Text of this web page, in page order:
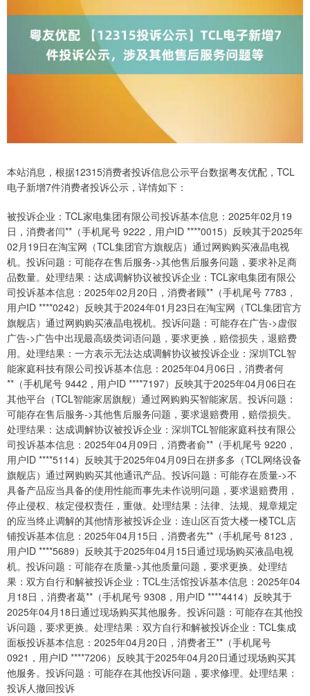
本站消息，根据12315消费者投诉信息公示平台数据粤友优配，TCL
电子新增7件消费者投诉公示，详情如下：
被投诉企业：TCL家电集团有限公司投诉基本信息：2025年02月19
日，消费者闫**（手机尾号 9222，用户ID ****0015）反映其于2025年
02月19日在淘宝网（TCL集团官方旗舰店）通过网购购买液晶电视
机。投诉问题：可能存在售后服务->其他售后服务问题，要求补足商
品数量。处理结果：达成调解协议被投诉企业：TCL家电集团有限公
司投诉基本信息：2025年02月20日，消费者顾**（手机尾号 7783，
用户ID ****0242）反映其于2024年01月23日在淘宝网（TCL集团官方
旗舰店）通过网购购买液晶电视机。投诉问题：可能存在广告->虚假
广告->广告中出现最高级类词语问题，要求更换，赔偿损失，退赔费
用。处理结果：一方表示无法达成调解协议被投诉企业：深圳TCL智
能家庭科技有限公司投诉基本信息：2025年04月06日，消费者何
**（手机尾号 9442，用户ID ****7197）反映其于2025年04月06日在
其他平台（TCL智能家居旗舰）通过网购购买智能家居。投诉问题：
可能存在售后服务->其他售后服务问题，要求退赔费用，赔偿损失。
处理结果：达成调解协议被投诉企业：深圳TCL智能家庭科技有限公
司投诉基本信息：2025年04月09日，消费者俞**（手机尾号 9220，
用户ID ****5114）反映其于2025年04月09日在拼多多（TCL网络设备
旗舰店）通过网购购买其他通讯产品。投诉问题：可能存在质量->不
具备产品应当具备的使用性能而事先未作说明问题，要求退赔费用，
停止侵权、核定侵权责任，重做。处理结果：法律、法规、规章规定
的应当终止调解的其他情形被投诉企业：连山区百货大楼一楼TCL店
铺投诉基本信息：2025年04月15日，消费者先**（手机尾号 8123，
用户ID ****5689）反映其于2025年04月15日通过现场购买液晶电视
机。投诉问题：可能存在质量->其他质量问题，要求更换。处理结
果：双方自行和解被投诉企业：TCL生活馆投诉基本信息：2025年04
月18日，消费者葛**（手机尾号 9308，用户ID ****4414）反映其于
2025年04月18日通过现场购买其他服务。投诉问题：可能存在其他投
诉问题，要求更换。处理结果：双方自行和解被投诉企业：TCL集成
面板投诉基本信息：2025年04月20日，消费者王**（手机尾号
0921，用户ID ****7206）反映其于2025年04月20日通过现场购买其
他服务。投诉问题：可能存在其他投诉问题，要求修理。处理结果：
投诉人撤回投诉